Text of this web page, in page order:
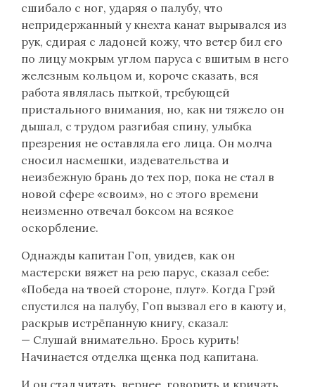
сшибало с ног, ударяя о палубу, что
непридeржанный у кнехта канат вырывался из
рук, сдирая с ладоней кожу, что ветер бил его
по лицу мокрым углом паруса с вшитым в него
железным кольцом и, короче сказать, вся
работа являлась пыткой, требующей
пристального внимания, но, как ни тяжело он
дышал, с трудом разгибая спину, улыбка
презрения не оставляла его лица. Он молча
сносил насмешки, издевательства и
неизбежную брань до тех пор, пока не стал в
новой сфере «своим», но с этого времени
неизменно отвечал боксом на всякое
оскорбление.
Однажды капитан Гоп, увидев, как он
мастерски вяжет на рею парус, сказал себе:
«Победа на твоей стороне, плут». Когда Грэй
спустился на палубу, Гоп вызвал его в каюту и,
раскрыв истрёпанную книгу, сказал:
— Слушай внимательно. Брось курить!
Начинается отделка щенка под капитана.